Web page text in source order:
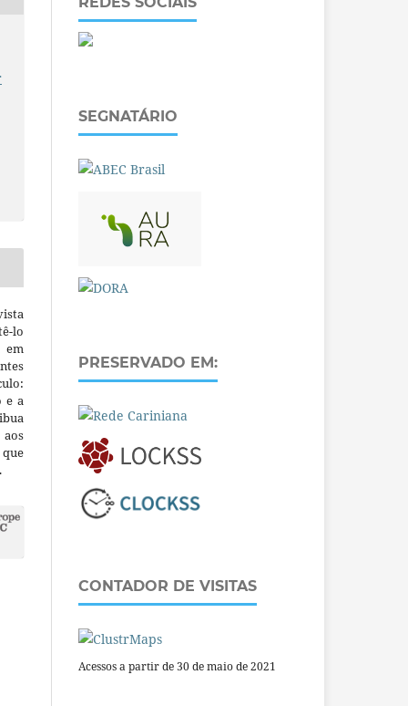
lo
em
e a
SEGNATÁRIO
PRESERVADO EM:
CONTADOR DE VISITAS
Acessos a partir de 30 de maio de 2021